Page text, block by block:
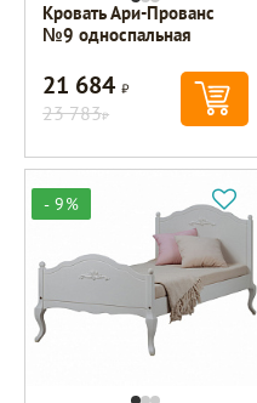
Кровать Ари-Прованс
№9 односпальная
21 684Р
23 783Р
- 9%